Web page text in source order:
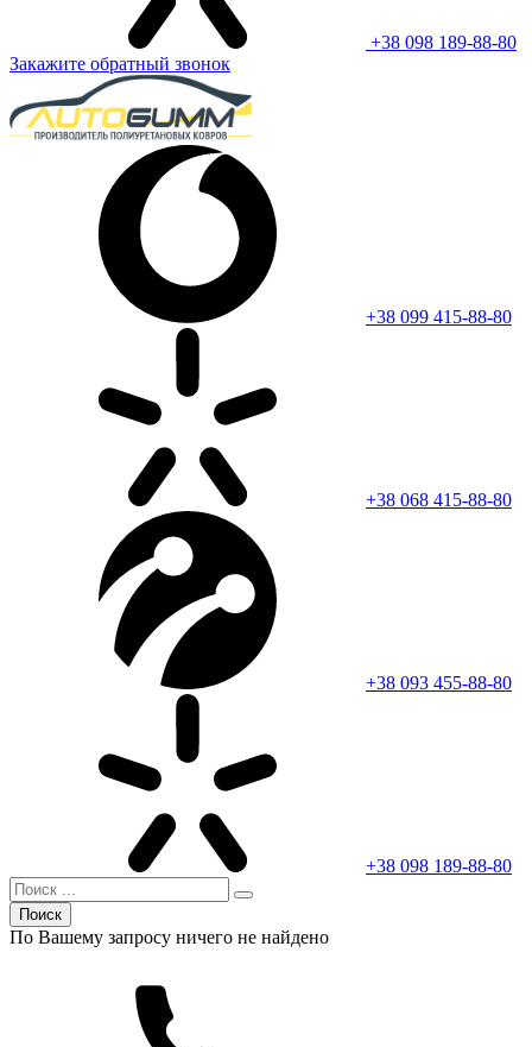
+38 098 189-88-80
Закажите обратный звонок
+38 099 415-88-80
+38 068 415-88-80
+38 093 455-88-80
+38 098 189-88-80
Поиск
По Вашему запросу ничего не найдено